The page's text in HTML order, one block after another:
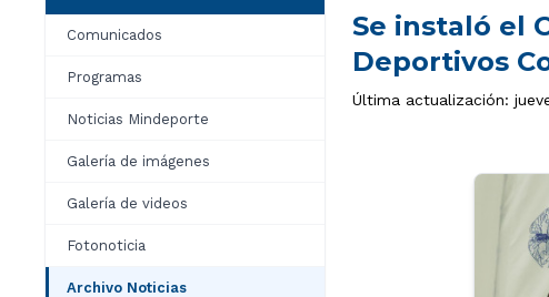
Comunicados
Programas
Noticias Mindeporte
Galería de imágenes
Galería de videos
Fotonoticia
Archivo Noticias
Se instaló el
Deportivos
Última actualización: